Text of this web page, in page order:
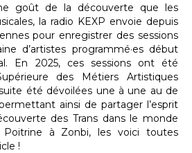
goût de la découverte que les
la radio KEXP envoie depuis
pour enregistrer des sessions
d’artistes programmé·es début
En 2025, ces sessions ont été
des Métiers Artistiques
été dévoilées une à une au de
ainsi de partager l’esprit
des Trans dans le monde
Poitrine à Zonbi, les voici toutes
!